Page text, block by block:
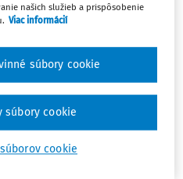
prístup na 10 dní
len zaregistrovať.
získate prístup aj k
obsahu:
našich služieb a prispôsobenie
Viac informácií
cookie
súbory cookie
súbory cookie